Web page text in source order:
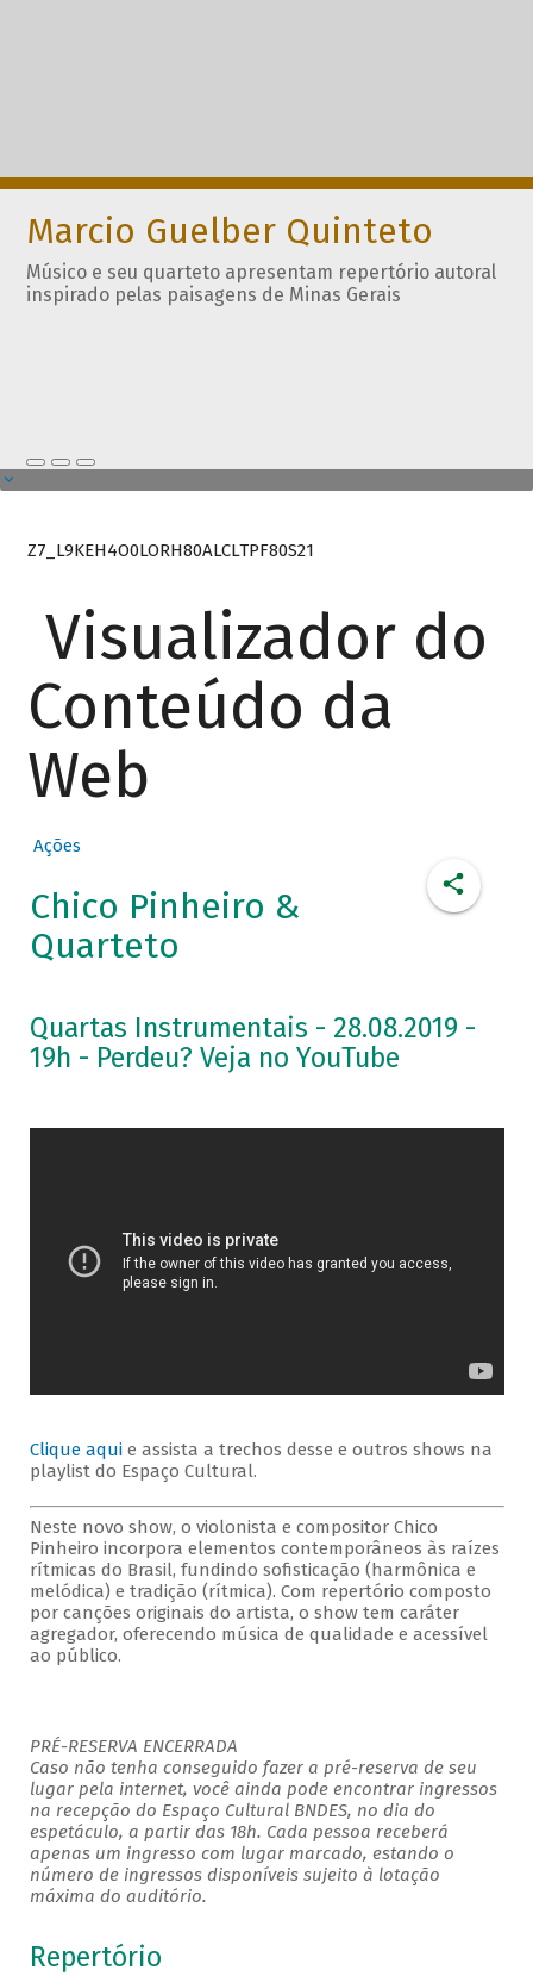
Marcio Guelber Quinteto
Músico e seu quarteto apresentam repertório autoral
inspirado pelas paisagens de Minas Gerais
Z7_L9KEH4O0LORH80ALCLTPF80S21
Visualizador do
Conteúdo da
Web
Ações
Chico Pinheiro &
Quarteto
Quartas Instrumentais - 28.08.2019 -
19h - Perdeu? Veja no YouTube
Clique aquie assista a trechos desse e outros shows na
playlist do Espaço Cultural.
Neste novo show, o violonista e compositor Chico
Pinheiro incorpora elementos contemporâneos às raízes
rítmicas do Brasil, fundindo sofisticação (harmônica e
melódica) e tradição (rítmica). Com repertório composto
por canções originais do artista, o show tem caráter
agregador, oferecendo música de qualidade e acessível
ao público.
PRÉ-RESERVA ENCERRADA
Caso não tenha conseguido fazer a pré-reserva de seu
lugar pela internet, você ainda pode encontrar ingressos
na recepção do Espaço Cultural BNDES, no dia do
espetáculo, a partir das 18h. Cada pessoa receberá
apenas um ingresso com lugar marcado, estando o
número de ingressos disponíveis sujeito à lotação
máxima do auditório.
Repertório